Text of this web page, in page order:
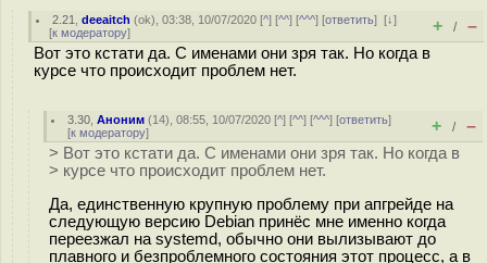
2.21 ,deeaitch (ok), 03:38, 10/07/2020 [^] [^^] [^^^] [ответить][↓]
[к модератору] + / –
Вот это кстати да. С именами они зря так. Но когда в
курсе что происходит проблем нет.
3.30 ,Аноним (14), 08:55, 10/07/2020 [^] [^^] [^^^] [ответить]
[к модератору] + / –
> Вот это кстати да. С именами они зря так. Но когда в
> курсе что происходит проблем нет.
Да, единственную крупную проблему при апгрейде на
следующую версию Debian принёс мне именно когда
переезжал на systemd, обычно они вылизывают до
плавного и безпроблемного состояния этот процесс, а в